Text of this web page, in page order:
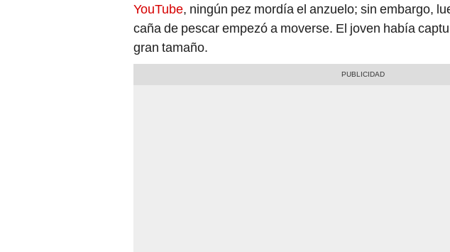
YouTube, ningún pez mordía el anzuelo; sin embargo,
caña de pescar empezó a moverse. El joven había
gran tamaño.